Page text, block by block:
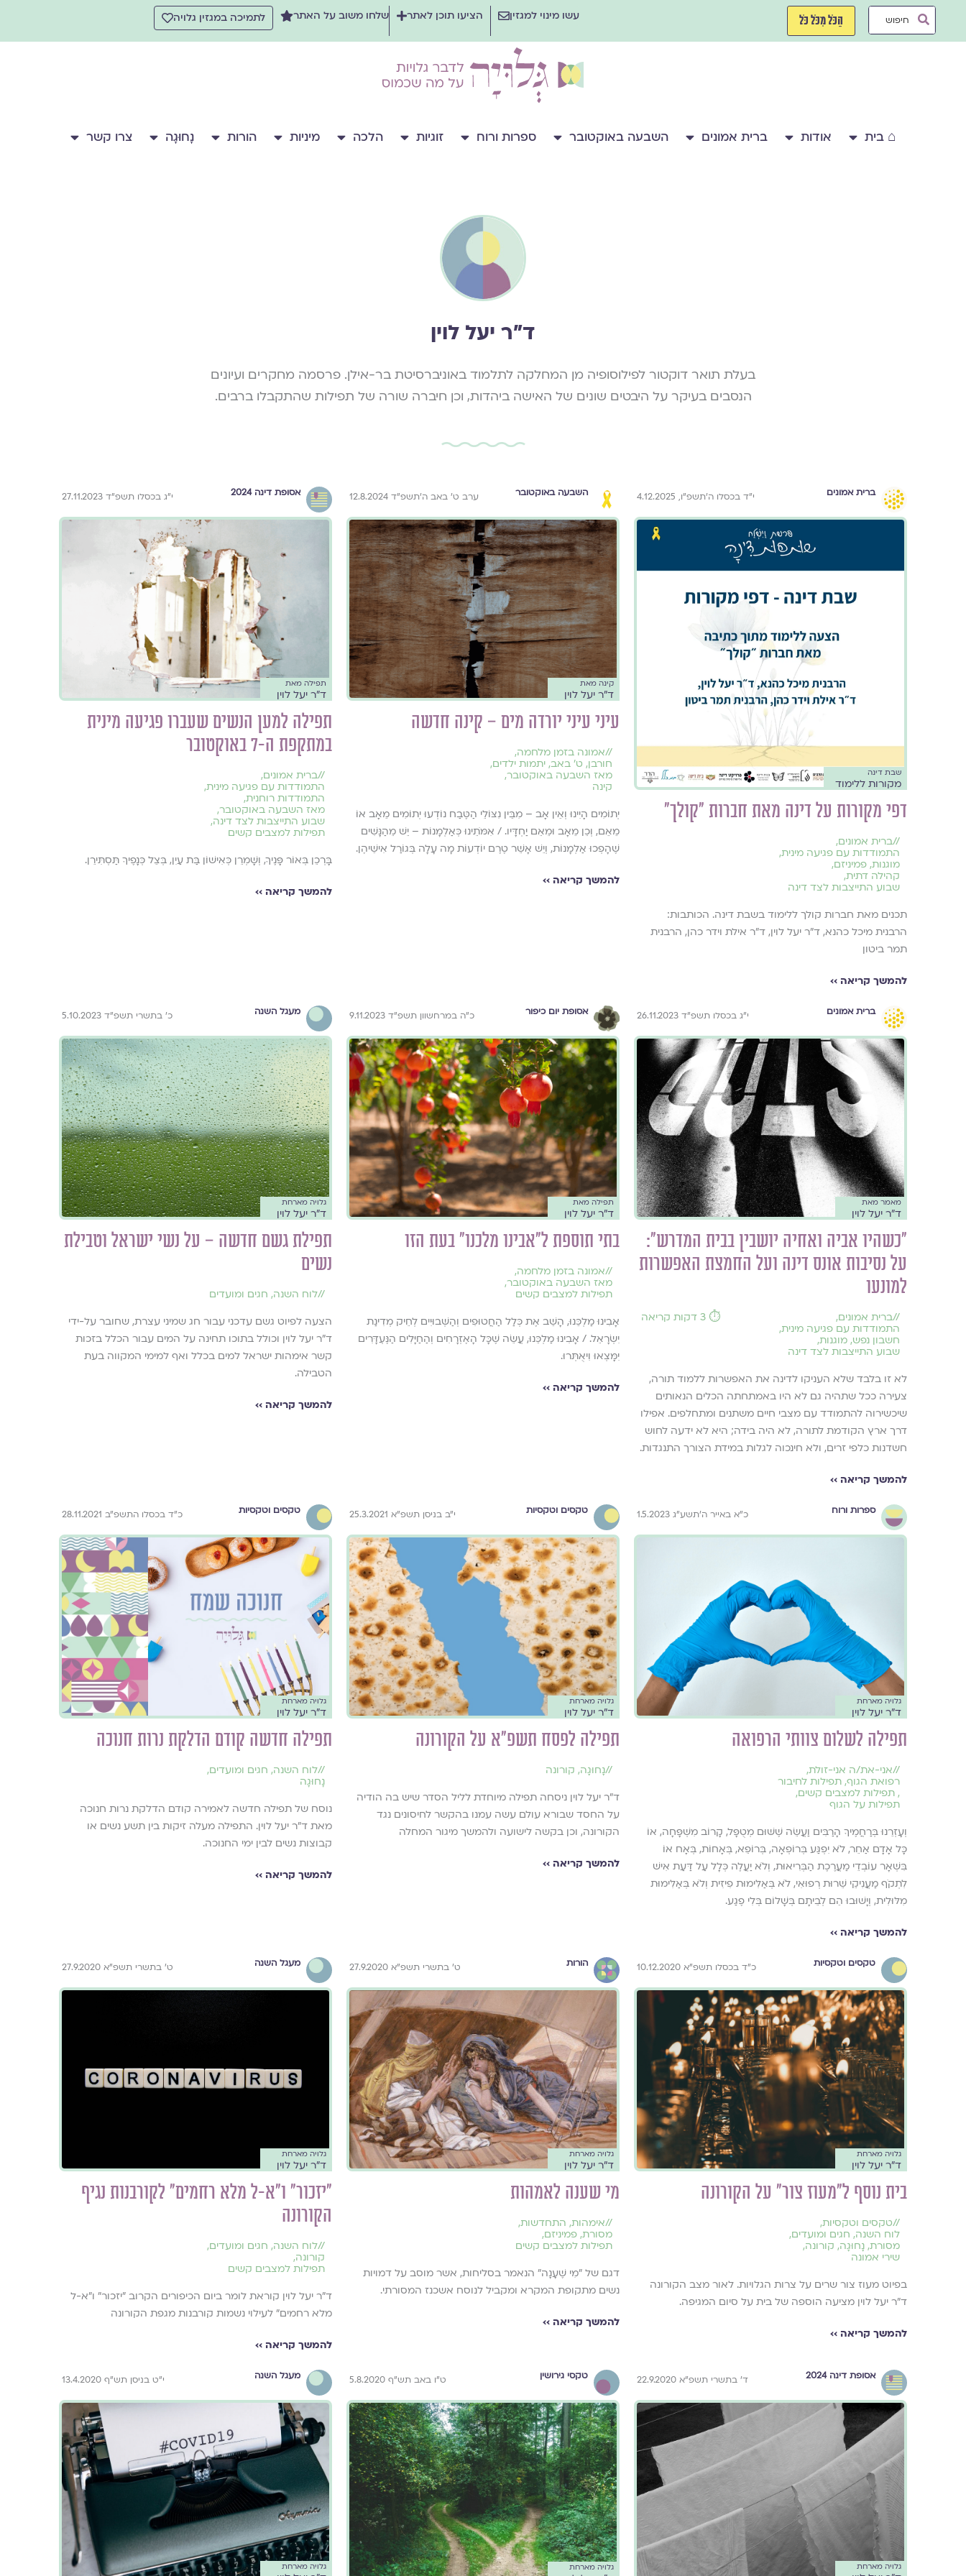
Search
הַכֹּל מִכֹּל כֹּל עשו מינוי למגזין הציעו תוכן לאתר שלחו משוב על האתר לתמיכה במגזין גלויה
⌂ בית אודות ברית אמונים השבעה באוקטובר ספרות ורוח זוגיות הלכה מיניות הורות נָחוּגָה צרו קשר
ד״ר יעל לוין
בעלת תואר דוקטור לפילוסופיה מן המחלקה לתלמוד באוניברסיטת בר-אילן. פרסמה מחקרים ועיונים
הנסבים בעיקר על היבטים שונים של האישה ביהדות, וכן חיברה שורה של תפילות שהתקבלו ברבים.
ברית אמונים י״ד בכסלו ה׳תשפ״ו, 4.12.2025
שבת דינה
מקורות ללימוד
דפי מקורות על דינה מאת חברות ״קולך״
//ברית אמונים,
התמודדות עם פגיעה מינית,
מוגנות, פמיניזם,
קהילה דתית,
שבוע התייצבות לצד דינה
תכנים מאת חברות קולך ללימוד בשבת דינה. הכותבות:
הרבנית מיכל כהנא, ד״ר יעל לוין, ד״ר אילת וידר כהן, הרבנית
תמר ביטון
להמשך קריאה ››
השבעה באוקטובר ערב ט׳ באב ה׳תשפ״ד 12.8.2024
קינה מאת
ד״ר יעל לוין
עיני עיני יורדה מים – קינה חדשה
//אמונה בזמן מלחמה,
חורבן, ט׳ באב, יתמות ילדים,
מאז השבעה באוקטובר,
קינה
יְתוֹמִים הָיִינוּ וְאֵין אָב – מִבֵּין נִצּוֹלֵי הַטֶּבַח נוֹדְעוּ יְתוֹמִים מֵאָב אוֹ
מֵאֵם, וְכֵן מֵאָב וּמֵאֵם יַחְדָּיו. / אִמֹּתֵינוּ כְּאַלְמָנוֹת – יֵשׁ מֵהַנָּשִׁים
שֶׁהָפְכוּ אַלְמָנוֹת, וְיֵשׁ אָשֵׁר טֶרֶם יוֹדְעוֹת מָה עָלָה בְּגוֹרַל אִישֵׁיהֶן.
להמשך קריאה ››
אסופת דינה 2024 י״ג בכסלו תשפ״ד 27.11.2023
תפילה מאת
ד״ר יעל לוין
תפילה למען הנשים שעברו פגיעה מינית
במתקפת ה-7 באוקטובר
//ברית אמונים,
התמודדות עם פגיעה מינית,
התמודדות רוחנית,
מאז השבעה באוקטובר,
שבוע התייצבות לצד דינה,
תפילות למצבים קשים
בָּרְכֵן בְּאוֹר פָּנֶיךָ, וְשָׁמְרֵן כְּאִישׁוֹן בַּת עַיִן, בְּצֵל כְּנָפֶיךָ תַּסְתִּירֵן.
להמשך קריאה ››
ברית אמונים י״ג בכסלו תשפ״ד 26.11.2023
מאמר מאת
ד"ר יעל לוין
"כשהיו אביה ואחיה יושבין בבית המדרש":
על נסיבות אונס דינה ועל החמצת האפשרות
למונעו
//ברית אמונים,
התמודדות עם פגיעה מינית,
חשבון נפש, מוגנות,
שבוע התייצבות לצד דינה
⏱️ 3 דקות קריאה
לא זו בלבד שלא העניקו לדינה את האפשרות ללמוד תורה,
צעירה ככל שתהיה גם לא היו באמתחתה הכלים הנאותים
שיכשירוה להתמודד עם מצבי חיים משתנים ומתחלפים. אפילו
דרך ארץ הקודמת לתורה, לא היה בידה; היא לא ידעה לחוש
חשדנות כלפי זרים, ולא חינכוה לגלות במידת הצורך התנגדות.
להמשך קריאה ››
אסופת יום כיפור כ״ה במרחשוון תשפ״ד 9.11.2023
תפילה מאת
ד״ר יעל לוין
בתי תוספת ל״אבינו מלכנו״ בעת הזו
//אמונה בזמן מלחמה,
מאז השבעה באוקטובר,
תפילות למצבים קשים
אָבִינוּ מַלְכֵּנוּ, הָשֵׁב אֶת כְּלַל הַחֲטוּפִים וְהַשְּׁבוּיִים לְחֵיק מְדִינַת
יִשְׂרָאֵל. / אָבִינוּ מַלְכֵּנוּ, עֲשֵׂה שֶׁכָּל הָאֶזְרָחִים וְהַחַיָּלִים הַנֶּעְדָּרִים
יִמָּצְאוּ וִיאֻתְּרוּ.
להמשך קריאה ››
מעגל השנה כ׳ בתשרי תשפ״ד 5.10.2023
גלויה מארחת
ד״ר יעל לוין
תפילת גשם חדשה – על נשי ישראל וטבילת
נשים
//לוח השנה, חגים ומועדים
הצעה לפיוט גשם עדכני עבור חג שמיני עצרת, שחובר על-ידי
ד״ר יעל לוין וכולל בתוכו תחינה על המים עבור הכלל בזכות
קשר אימהות ישראל למים בכלל ואף למימי המקווה בעת
הטבילה.
להמשך קריאה ››
ספרות ורוח כ״א באייר ה׳תשע״ג 1.5.2023
גלויה מארחת
ד"ר יעל לוין
תפילה לשלום צוותי הרפואה
//אני-את/ה אני-זולת,
רפואת הגוף, תפילות לחיבור
, תפילות למצבים קשים,
תפילות על הגוף
וְעָזְרֵנוּ בְּרַחֲמֶיךָ הָרַבִּים וַעֲשֵׂה שֶׁשּׁוּם מְטֻפָּל, קָרוֹב מִשְׁפָּחָה, אוֹ
כָּל אָדָם אַחֵר, לֹא יִפְגַּע בְּרוֹפְאָה, בְּרוֹפֵא, בְּאָחוֹת, בְּאָח אוֹ
בִּשְׁאָר עוֹבְדֵי מַעֲרֶכֶת הַבְּרִיאוּת, וְלֹא יַעֲלֶה כְּלָל עַל דַּעַת אִישׁ
לִתְקֹף מַעֲנִיקֵי שֵׁרוּת רְפוּאִי, לֹא בְּאַלִּימוּת פִיזִית וְלֹא בְּאַלִּימוּת
מִלּוּלִית, וְיָשׁוּבוּ הֵם לְבֵיתָם בְּשָׁלוֹם בְּלִי פֶגַע.
להמשך קריאה ››
טקסים וטקסיות י״ב בניסן תשפ״א 25.3.2021
גלויה מארחת
ד״ר יעל לוין
תפילה לפסח תשפ"א על הקורונה
//נָחוּגָה, קורונה
ד״ר יעל לוין ניסחה תפילה מיוחדת לליל הסדר שיש בה הודיה
על החסד שבורא עולם עשה עמנו בהקשר לחיסונים נגד
הקורונה, וכן בקשה לישועה ולהמשך מיגור המחלה
להמשך קריאה ››
טקסים וטקסיות כ״ד בכסלו התשפ״ב 28.11.2021
גלויה מארחת
ד״ר יעל לוין
תפילה חדשה קודם הדלקת נרות חנוכה
//לוח השנה, חגים ומועדים,
נָחוּגָה
נוסח של תפילה חדשה לאמירה קודם הדלקת נרות חנוכה
מאת ד״ר יעל לוין. התפילה מעלה זיקות בין תשע נשים או
קבוצות נשים לבין ימי החנוכה.
להמשך קריאה ››
טקסים וטקסיות כ"ד בכסלו תשפ"א 10.12.2020
גלויה מארחת
ד"ר יעל לוין
בית נוסף ל"מעוז צור" על הקורונה
//טקסים וטקסיות,
לוח השנה, חגים ומועדים,
מסורת, נָחוּגָה, קורונה,
שירי אמונה
בפיוט מעוז צור שרים על צרות הגלויות. לאור מצב הקורונה
ד"ר יעל לוין מציעה הוספה של בית על סיום המגיפה.
להמשך קריאה ››
הורות ט׳ בתשרי תשפ״א 27.9.2020
גלויה מארחת
ד"ר יעל לוין
מי שענה לאמהות
//אימהות, התחדשות,
מסורת, פמיניזם,
תפילות למצבים קשים
דגם של "מִי שֶׁעָנָה" הנאמר בסליחות, אשר מוסב על דמויות
נשים מתקופת המקרא ומקביל לנוסח אשכנז המסורתי.
להמשך קריאה ››
מעגל השנה ט׳ בתשרי תשפ״א 27.9.2020
גלויה מארחת
ד"ר יעל לוין
"יזכור" ו"א-ל מלא רחמים" לקורבנות נגיף
הקורונה
//לוח השנה, חגים ומועדים,
קורונה,
תפילות למצבים קשים
ד״ר יעל לוין קוראת לומר ביום הכיפורים הקרוב "יזכור" ו"א-ל
מלא רחמים" לעילוי נשמות קורבנות מגפת הקורונה
להמשך קריאה ››
אסופת דינה 2024 ד׳ בתשרי תשפ״א 22.9.2020
גלויה מארחת
טקסי גירושין ט"ו באב תש"ף 5.8.2020
גלויה מארחת
מעגל השנה י"ט בניסן תש"ף 13.4.2020
גלויה מארחת